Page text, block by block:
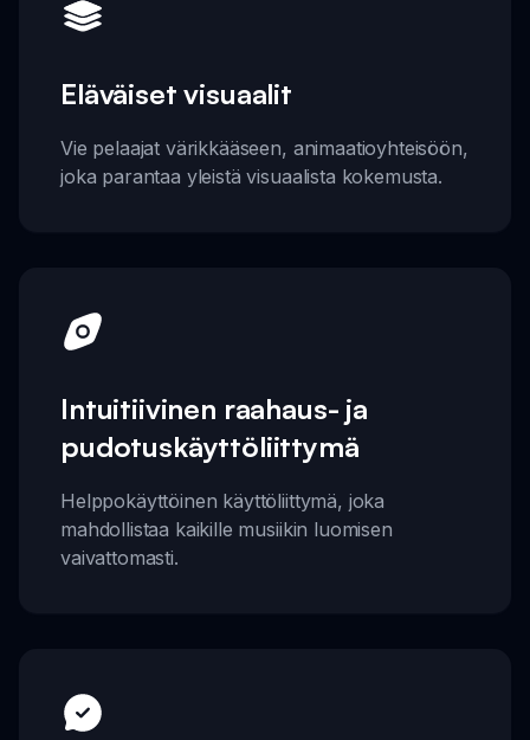
Eläväiset visuaalit
Vie pelaajat värikkääseen, animaatioyhteisöön,
joka parantaa yleistä visuaalista kokemusta.
Intuitiivinen raahaus- ja
pudotuskäyttöliittymä
Helppokäyttöinen käyttöliittymä, joka
mahdollistaa kaikille musiikin luomisen
vaivattomasti.